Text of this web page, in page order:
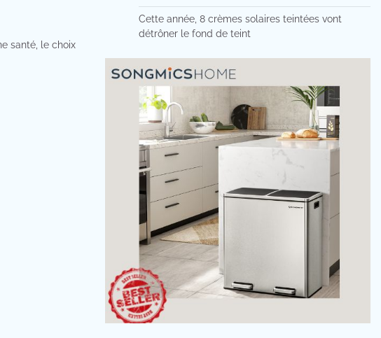
santé, le choix
Cette année, 8 crèmes solaires teintées vont
détrôner le fond de teint